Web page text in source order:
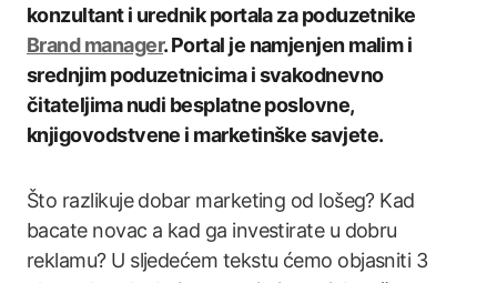
konzultant i urednik portala za poduzetnike
Brand manager. Portal je namjenjen malim i
srednjim poduzetnicima i svakodnevno
čitateljima nudi besplatne poslovne,
knjigovodstvene i marketinške savjete.
Što razlikuje dobar marketing od lošeg? Kad
bacate novac a kad ga investirate u dobru
reklamu? U sljedećem tekstu ćemo objasniti 3